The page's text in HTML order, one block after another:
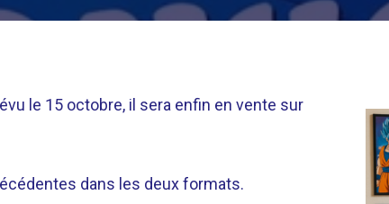
le 15 octobre, il sera enfin en vente sur
dans les deux formats.